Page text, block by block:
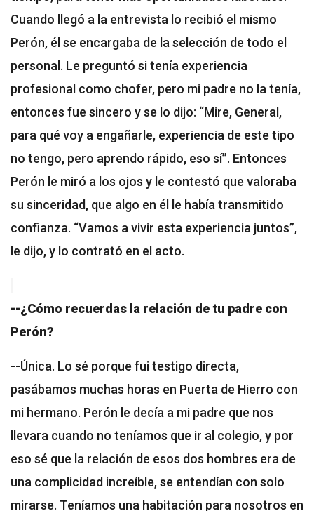
Cuando llegó a la entrevista lo recibió el mismo
Perón, él se encargaba de la selección de todo el
personal. Le preguntó si tenía experiencia
profesional como chofer, pero mi padre no la tenía,
entonces fue sincero y se lo dijo: “Mire, General,
para qué voy a engañarle, experiencia de este tipo
no tengo, pero aprendo rápido, eso sí”. Entonces
Perón le miró a los ojos y le contestó que valoraba
su sinceridad, que algo en él le había transmitido
confianza. “Vamos a vivir esta experiencia juntos”,
le dijo, y lo contrató en el acto.
--¿Cómo recuerdas la relación de tu padre con
Perón?
--Única. Lo sé porque fui testigo directa,
pasábamos muchas horas en Puerta de Hierro con
mi hermano. Perón le decía a mi padre que nos
llevara cuando no teníamos que ir al colegio, y por
eso sé que la relación de esos dos hombres era de
una complicidad increíble, se entendían con solo
mirarse. Teníamos una habitación para nosotros en